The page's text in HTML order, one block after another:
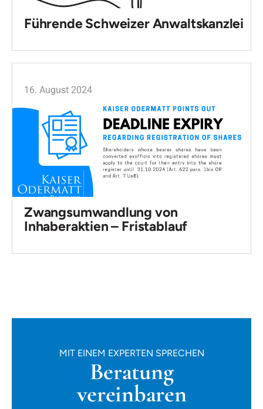
Führende Schweizer Anwaltskanzlei
16. August 2024
Zwangsumwandlung von
Inhaberaktien – Fristablauf
MIT EINEM EXPERTEN SPRECHEN
Beratung
vereinbaren